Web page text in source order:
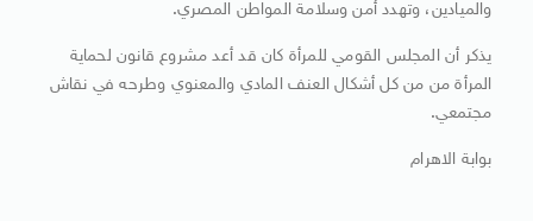
والميادين، وتهدد أمن وسلامة المواطن المصري.
يذكر أن المجلس القومي للمرأة كان قد أعد مشروع قانون لحماية
المرأة من من كل أشكال العنف المادي والمعنوي وطرحه في نقاش
مجتمعي.
بوابة الاهرام